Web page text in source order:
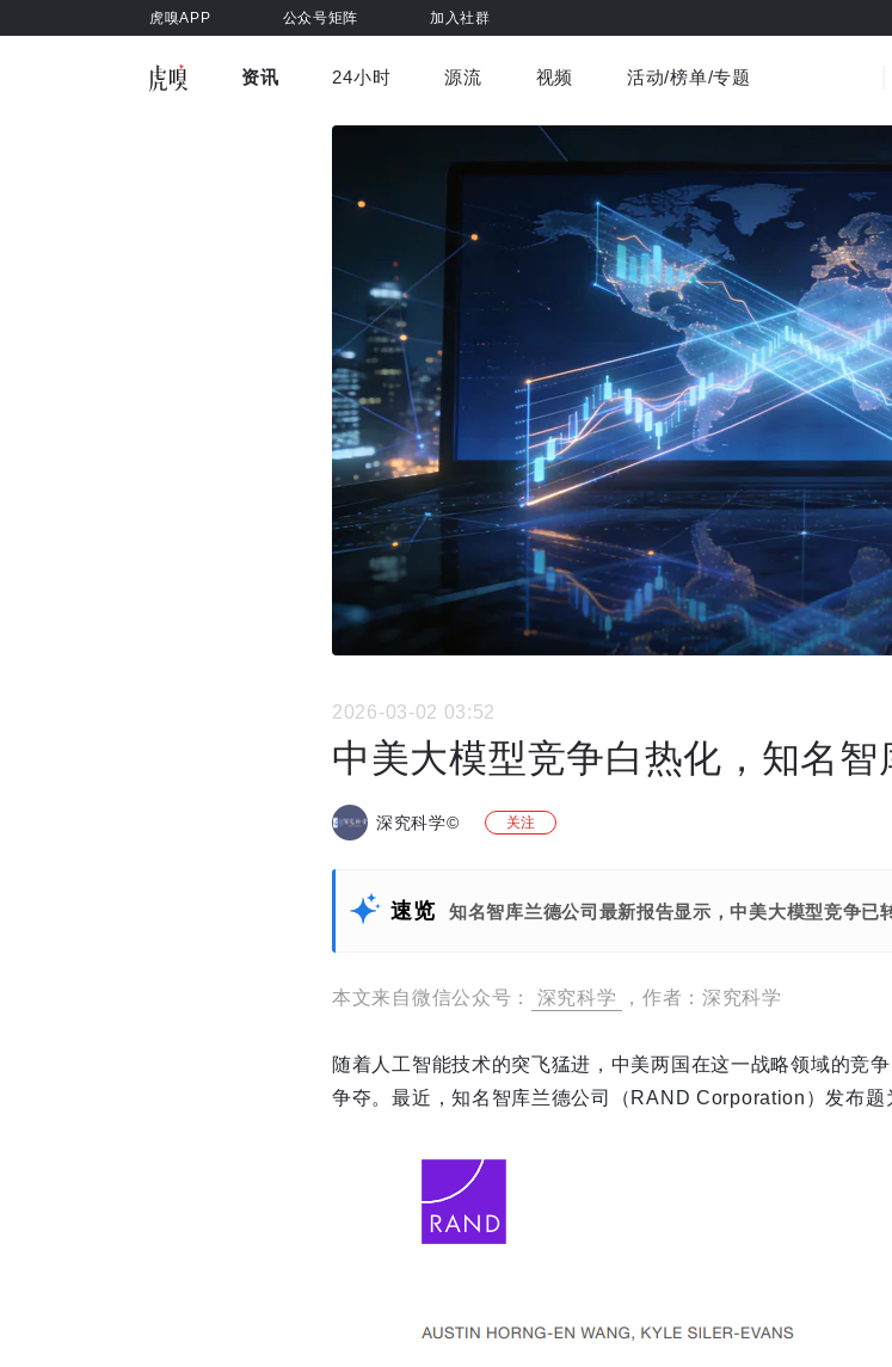
虎嗅APP 公众号矩阵 加入社群
资讯
车与出行 商业消费 社会文化 金融财经
书影音 3C数码
24小时 源流 视频
虎嗅视界
活动/榜单/专题
2026-03-02 03:52
中美大模型竞争白热化，知名
深究科学© 关注
速览 知名智库兰德公司最新报告显示，中美大模型竞争
本文来自微信公众号： 深究科学 ，作者：深究科学
随着人工智能技术的突飞猛进，中美两国在这一战略领域的竞
争夺。最近，知名智库兰德公司（RAND Corporation）发布题